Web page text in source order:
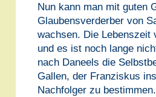
Nun kann man mit guten
Glaubensverderber von
wachsen. Die Lebenszeit
und es ist noch lange
nach Daneels die
Gallen, der Franziskus
Nachfolger zu